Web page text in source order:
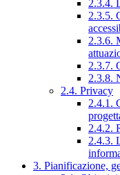
2.3.4.
2.3.5.
2.3.6.
2.3.7.
2.3.8.
2.4. Privacy
2.4.1.
2.4.2.
2.4.3.
3. Pianificazione,